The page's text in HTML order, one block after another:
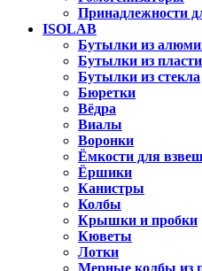
Принадлежности
ISOLAB
Бутылки из
Бутылки из
Бутылки из стекла
Бюретки
Вёдра
Виалы
Воронки
Ёмкости для
Ёршики
Канистры
Колбы
Крышки и пробки
Кюветы
Лотки
Мерные колбы из